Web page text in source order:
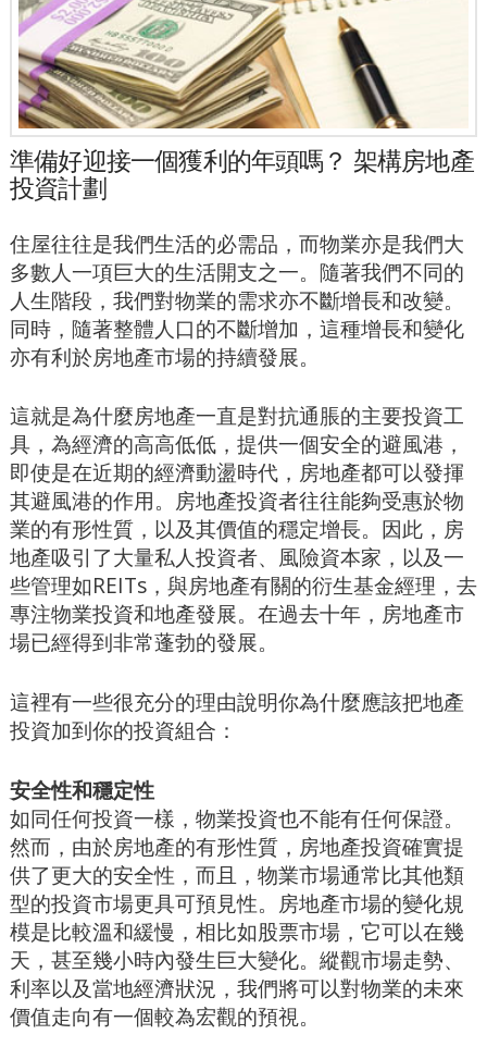
準備好迎接一個獲利的年頭嗎？ 架構房地產
投資計劃
住屋往往是我們生活的必需品，而物業亦是我們大
多數人一項巨大的生活開支之一。隨著我們不同的
人生階段，我們對物業的需求亦不斷增長和改變。
同時，隨著整體人口的不斷增加，這種增長和變化
亦有利於房地產市場的持續發展。
這就是為什麼房地產一直是對抗通脹的主要投資工
具，為經濟的高高低低，提供一個安全的避風港，
即使是在近期的經濟動盪時代，房地產都可以發揮
其避風港的作用。房地產投資者往往能夠受惠於物
業的有形性質，以及其價值的穩定增長。因此，房
地產吸引了大量私人投資者、風險資本家，以及一
些管理如REITs，與房地產有關的衍生基金經理，去
專注物業投資和地產發展。在過去十年，房地產市
場已經得到非常蓬勃的發展。
這裡有一些很充分的理由說明你為什麼應該把地產
投資加到你的投資組合：
安全性和穩定性
如同任何投資一樣，物業投資也不能有任何保證。
然而，由於房地產的有形性質，房地產投資確實提
供了更大的安全性，而且，物業市場通常比其他類
型的投資市場更具可預見性。房地產市場的變化規
模是比較溫和緩慢，相比如股票市場，它可以在幾
天，甚至幾小時內發生巨大變化。縱觀市場走勢、
利率以及當地經濟狀況，我們將可以對物業的未來
價值走向有一個較為宏觀的預視。